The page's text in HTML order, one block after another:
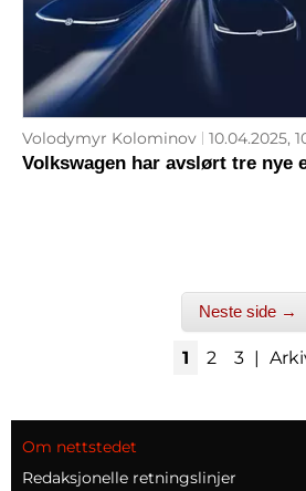
Volodymyr Kolominov 10.04.2025,
Volkswagen har avslørt tre nye
Neste side →
1 2 3 |
Om nettstedet
Redaksjonelle retningslinjer